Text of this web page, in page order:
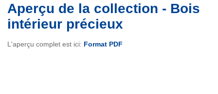
Aperçu de la collection - Bois
intérieur précieux
L'aperçu complet est ici: Format PDF